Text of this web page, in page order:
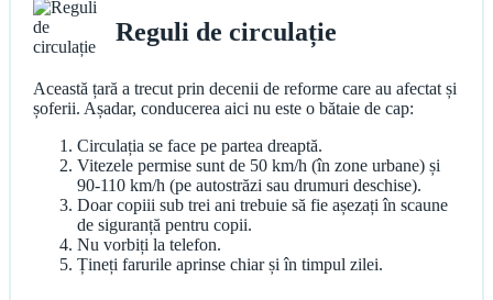
Reguli de circulație
Această țară a trecut prin decenii de reforme care au afectat și
șoferii. Așadar, conducerea aici nu este o bătaie de cap:
Circulația se face pe partea dreaptă.
Vitezele permise sunt de 50 km/h (în zone urbane) și
90-110 km/h (pe autostrăzi sau drumuri deschise).
Doar copiii sub trei ani trebuie să fie așezați în scaune
de siguranță pentru copii.
Nu vorbiți la telefon.
Țineți farurile aprinse chiar și în timpul zilei.